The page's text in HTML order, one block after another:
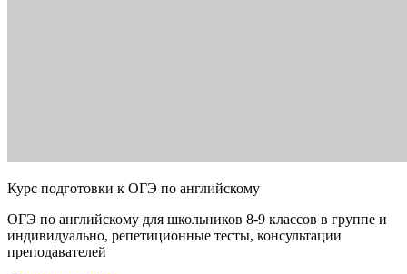
Курс подготовки к ОГЭ по английскому
ОГЭ по английскому для школьников 8-9 классов в группе и
индивидуально, репетиционные тесты, консультации
преподавателей